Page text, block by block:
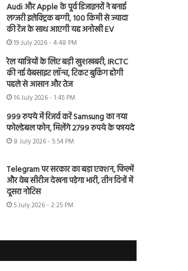
Audi और Apple के पूर्व डिजाइनरों ने बनाई
लग्जरी इलेक्ट्रिक बग्गी, 100 किमी से ज्यादा
की रेंज के साथ आएगी यह अनोखी EV
19 July 2026 - 4:48 PM
रेल यात्रियों के लिए बड़ी खुशखबरी, IRCTC
की नई वेबसाइट लॉन्च, टिकट बुकिंग होगी
पहले से आसान और तेज
16 July 2026 - 1:45 PM
999 रुपये में रिजर्व करें Samsung का नया
फोल्डेबल फोन, मिलेंगे 2799 रुपये के फायदे
8 July 2026 - 5:54 PM
Telegram पर सरकार का बड़ा एक्शन, फिल्में
और वेब सीरीज देखना पड़ेगा भारी, तीन दिनों में
दूसरा नोटिस
5 July 2026 - 2:25 PM